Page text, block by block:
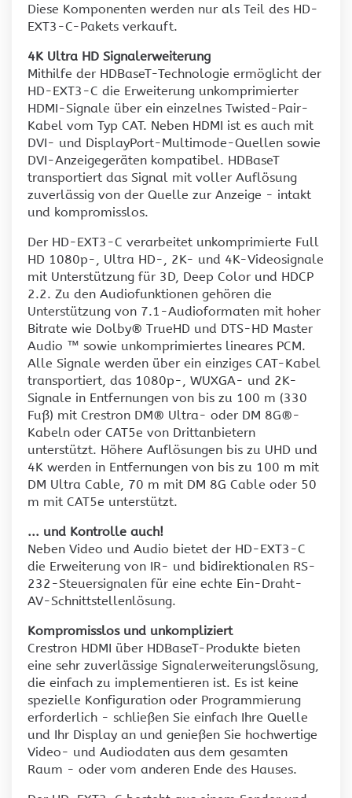
Diese Komponenten werden nur als Teil des HD-
EXT3-C-Pakets verkauft.
4K Ultra HD Signalerweiterung
Mithilfe der HDBaseT-Technologie ermöglicht der
HD-EXT3-C die Erweiterung unkomprimierter
HDMI-Signale über ein einzelnes Twisted-Pair-
Kabel vom Typ CAT. Neben HDMI ist es auch mit
DVI- und DisplayPort-Multimode-Quellen sowie
DVI-Anzeigegeräten kompatibel. HDBaseT
transportiert das Signal mit voller Auflösung
zuverlässig von der Quelle zur Anzeige - intakt
und kompromisslos.
Der HD-EXT3-C verarbeitet unkomprimierte Full
HD 1080p-, Ultra HD-, 2K- und 4K-Videosignale
mit Unterstützung für 3D, Deep Color und HDCP
2.2. Zu den Audiofunktionen gehören die
Unterstützung von 7.1-Audioformaten mit hoher
Bitrate wie Dolby® TrueHD und DTS-HD Master
Audio ™ sowie unkomprimiertes lineares PCM.
Alle Signale werden über ein einziges CAT-Kabel
transportiert, das 1080p-, WUXGA- und 2K-
Signale in Entfernungen von bis zu 100 m (330
Fuß) mit Crestron DM® Ultra- oder DM 8G®-
Kabeln oder CAT5e von Drittanbietern
unterstützt. Höhere Auflösungen bis zu UHD und
4K werden in Entfernungen von bis zu 100 m mit
DM Ultra Cable, 70 m mit DM 8G Cable oder 50
m mit CAT5e unterstützt.
... und Kontrolle auch!
Neben Video und Audio bietet der HD-EXT3-C
die Erweiterung von IR- und bidirektionalen RS-
232-Steuersignalen für eine echte Ein-Draht-
AV-Schnittstellenlösung.
Kompromisslos und unkompliziert
Crestron HDMI über HDBaseT-Produkte bieten
eine sehr zuverlässige Signalerweiterungslösung,
die einfach zu implementieren ist. Es ist keine
spezielle Konfiguration oder Programmierung
erforderlich - schließen Sie einfach Ihre Quelle
und Ihr Display an und genießen Sie hochwertige
Video- und Audiodaten aus dem gesamten
Raum - oder vom anderen Ende des Hauses.